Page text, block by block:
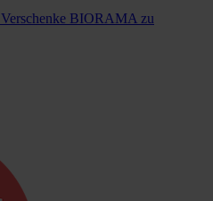
Verschenke BIORAMA zu